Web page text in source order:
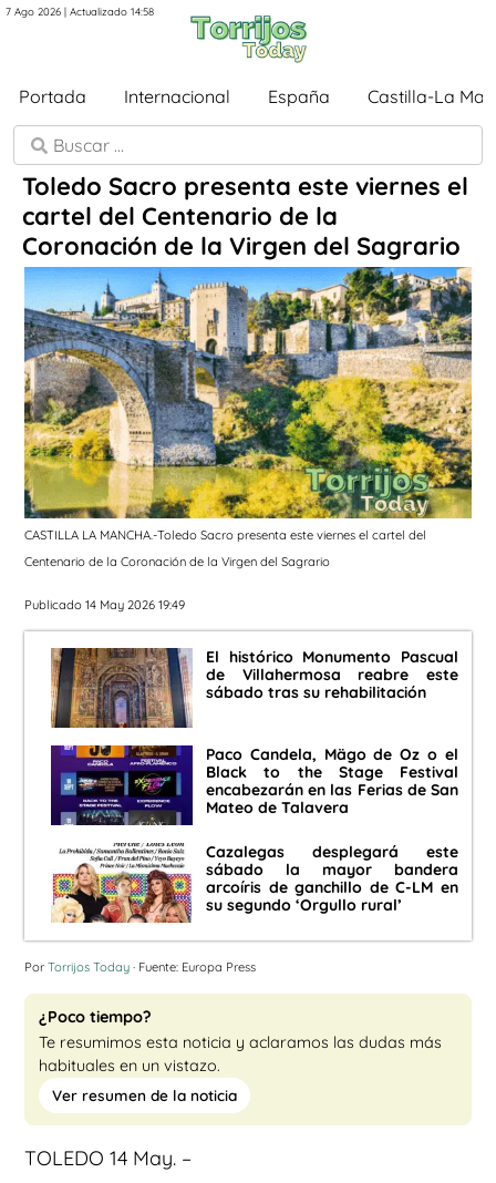
7 Ago 2026 | Actualizado 14:58
Portada Internacional España Castilla-La
Toledo Sacro presenta este viernes el
cartel del Centenario de la
Coronación de la Virgen del Sagrario
CASTILLA LA MANCHA.-Toledo Sacro presenta este viernes el cartel del
Centenario de la Coronación de la Virgen del Sagrario
Publicado 14 May 2026 19:49
El histórico Monumento Pascual
de Villahermosa reabre este
sábado tras su rehabilitación
Paco Candela, Mägo de Oz o el
Black to the Stage Festival
encabezarán en las Ferias de San
Mateo de Talavera
Cazalegas desplegará este
sábado la mayor bandera
arcoíris de ganchillo de C-LM en
su segundo ‘Orgullo rural’
Por Torrijos Today · Fuente: Europa Press
¿Poco tiempo?
Te resumimos esta noticia y aclaramos las dudas más
habituales en un vistazo.
Ver resumen de la noticia
TOLEDO 14 May. –